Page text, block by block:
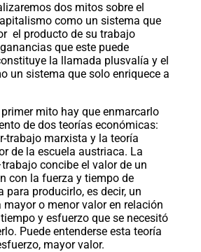
dos mitos sobre el
como un sistema que
el producto de su trabajo
que este puede
la llamada plusvalía y el
un sistema que solo enriquece a
mito hay que enmarcarlo
de dos teorías económicas:
trabajo marxista y la teoría
de la escuela austriaca. La
concibe el valor de un
con la fuerza y tiempo de
para producirlo, es decir, un
o menor valor en relación
y esfuerzo que se necesitó
Puede entenderse esta teoría
mayor valor.